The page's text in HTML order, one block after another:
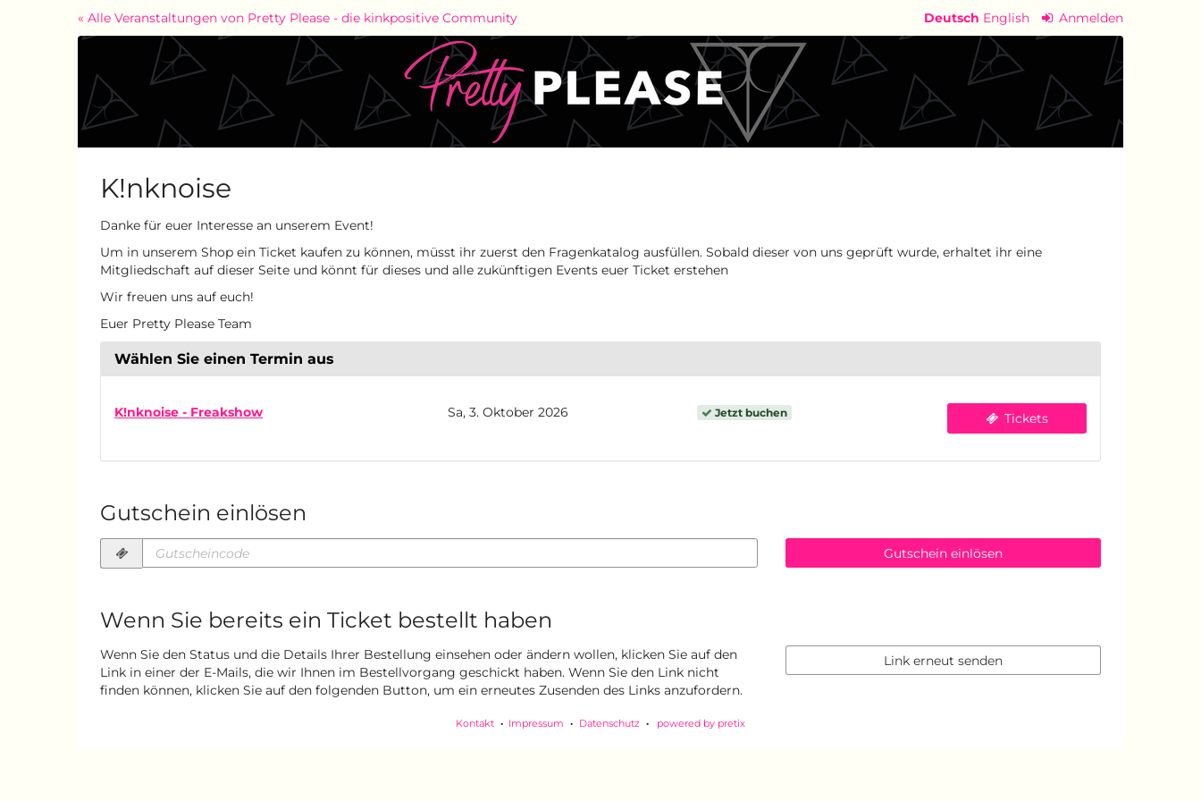
Deutsch English Anmelden
« Alle Veranstaltungen von Pretty Please - die kinkpositive Community
K!nknoise
Danke für euer Interesse an unserem Event!
Um in unserem Shop ein Ticket kaufen zu können, müsst ihr zuerst den Fragenkatalog ausfüllen. Sobald dieser von uns geprüft wurde, erhaltet ihr eine
Mitgliedschaft auf dieser Seite und könnt für dieses und alle zukünftigen Events euer Ticket erstehen
Wir freuen uns auf euch!
Euer Pretty Please Team
Wählen Sie einen Termin aus
K!nknoise - Freakshow Sa, 3. Oktober 2026 Jetzt buchen Tickets
Gutschein einlösen
Gutscheincode
erforderlich
Gutschein einlösen
Wenn Sie bereits ein Ticket bestellt haben
Wenn Sie den Status und die Details Ihrer Bestellung einsehen oder ändern wollen, klicken Sie auf den
Link in einer der E-Mails, die wir Ihnen im Bestellvorgang geschickt haben. Wenn Sie den Link nicht
finden können, klicken Sie auf den folgenden Button, um ein erneutes Zusenden des Links anzufordern.
Link erneut senden
Kontakt Impressum Datenschutz powered by pretix